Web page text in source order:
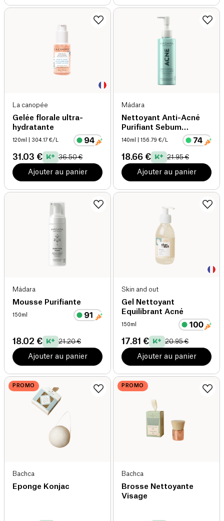
La canopée
Gelée florale ultra-
hydratante
120ml | 304.17 €/L
31.03 € 36.50 €
Ajouter au panier
Mádara
Nettoyant Anti-Acné
Purifiant Sebum
Control
140ml | 156.79 €/L
18.66 € 21.95 €
Ajouter au panier
Mádara
Mousse Purifiante
150ml
18.02 € 21.20 €
Ajouter au panier
Skin and out
Gel Nettoyant
Equilibrant Acné
150ml
17.81 € 20.95 €
Ajouter au panier
PROMO
Bachca
Eponge Konjac
PROMO
Bachca
Brosse Nettoyante
Visage